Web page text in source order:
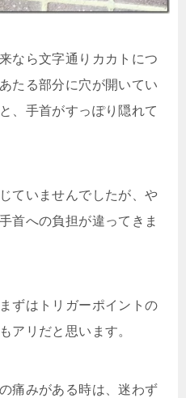
なら文字通りカカトにつ
たる部分に穴が開いてい
、手首がすっぽり隠れて
ていませんでしたが、や
首への負担が違ってきま
ずはトリガーポイントの
アリだと思います。
痛みがある時は、迷わず